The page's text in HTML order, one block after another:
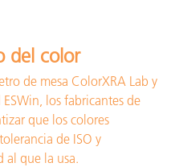
del color
de mesa ColorXRA Lab y
los fabricantes de
que los colores
de ISO y
al que la usa.